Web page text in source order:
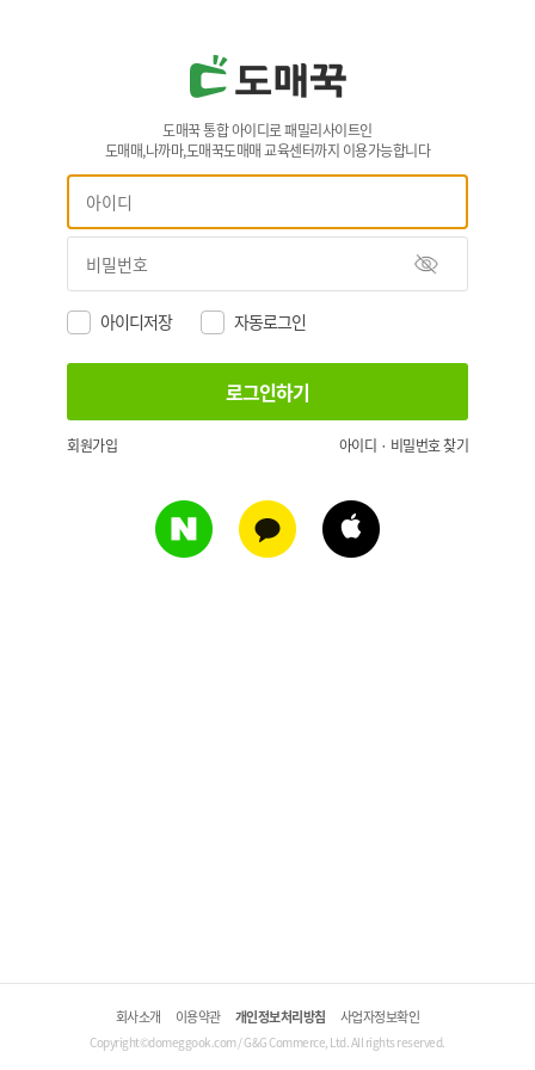
도매꾹 통합 아이디로 패밀리사이트인
도매매,나까마,도매꾹도매매 교육센터까지 이용가능합니다
아이디저장 자동로그인
회원가입 아이디 · 비밀번호 찾기
회사소개 이용약관 개인정보처리방침 사업자정보확인
Copyright©domeggook.com / G&G Commerce, Ltd. All rights reserved.